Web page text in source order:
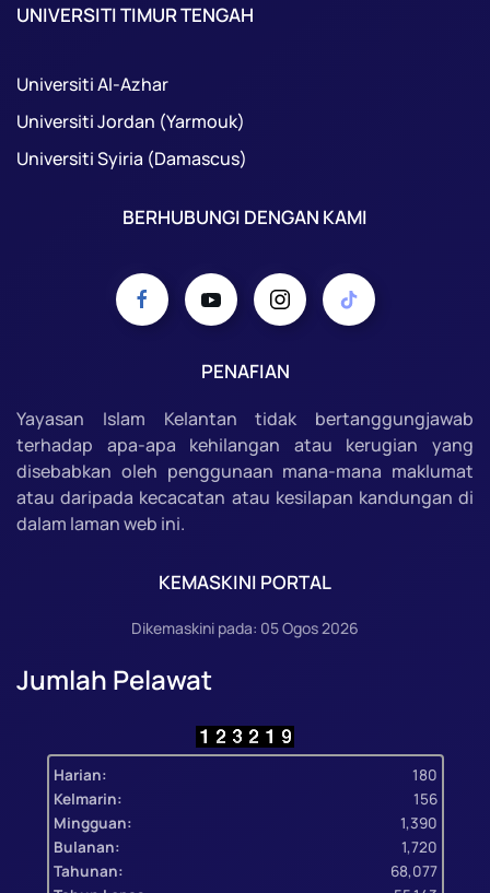
UNIVERSITI TIMUR TENGAH
Universiti Al-Azhar
Universiti Jordan (Yarmouk)
Universiti Syiria (Damascus)
BERHUBUNGI DENGAN KAMI
PENAFIAN
Yayasan Islam Kelantan tidak bertanggungjawab
terhadap apa-apa kehilangan atau kerugian yang
disebabkan oleh penggunaan mana-mana maklumat
atau daripada kecacatan atau kesilapan kandungan di
dalam laman web ini.
KEMASKINI PORTAL
Dikemaskini pada: 05 Ogos 2026
Jumlah Pelawat
Harian:
180
Kelmarin:
156
Mingguan:
1,390
Bulanan:
1,720
Tahunan:
68,077